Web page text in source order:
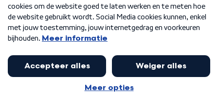
Algemene voorwaarden